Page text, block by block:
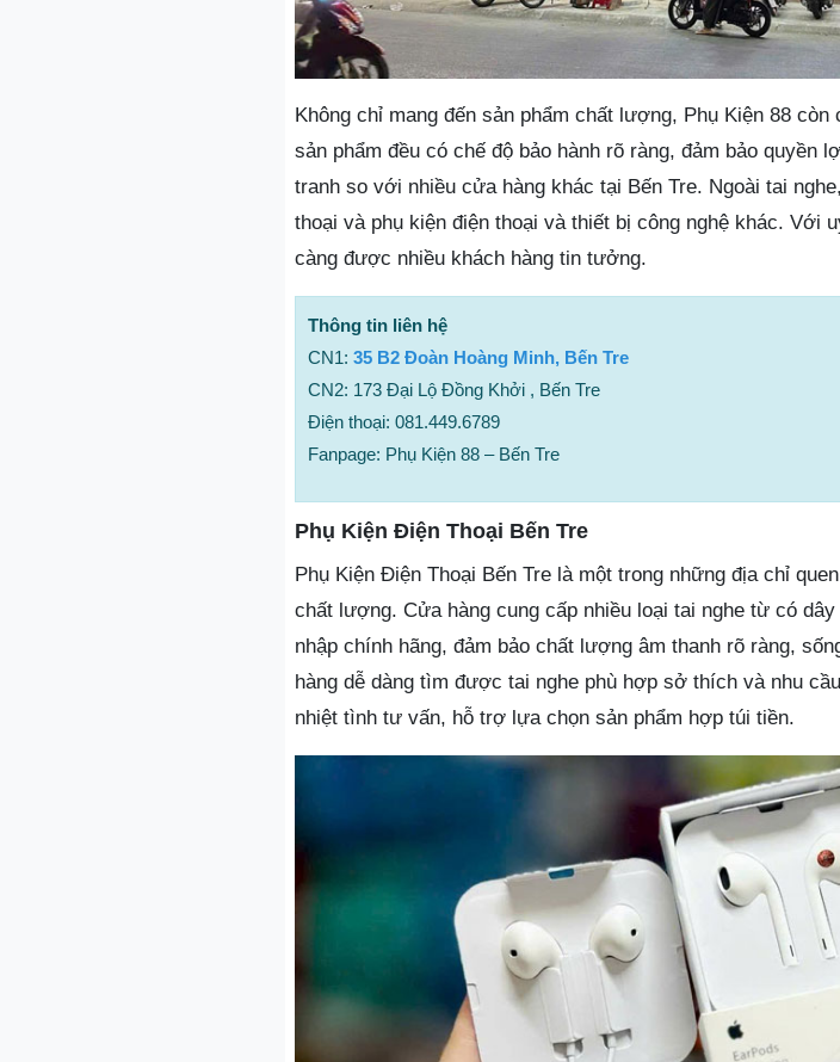
Không chỉ mang đến sản phẩm chất lượng, Phụ Kiện 88
sản phẩm đều có chế độ bảo hành rõ ràng, đảm bảo quyền
tranh so với nhiều cửa hàng khác tại Bến Tre. Ngoài tai
thoại và phụ kiện điện thoại và thiết bị công nghệ khác. Với
càng được nhiều khách hàng tin tưởng.
Thông tin liên hệ
CN1: 35 B2 Đoàn Hoàng Minh, Bến Tre
CN2: 173 Đại Lộ Đồng Khởi , Bến Tre
Điện thoại: 081.449.6789
Fanpage: Phụ Kiện 88 – Bến Tre
Phụ Kiện Điện Thoại Bến Tre
Phụ Kiện Điện Thoại Bến Tre là một trong những địa chỉ
chất lượng. Cửa hàng cung cấp nhiều loại tai nghe từ có
nhập chính hãng, đảm bảo chất lượng âm thanh rõ ràng,
hàng dễ dàng tìm được tai nghe phù hợp sở thích và nhu
nhiệt tình tư vấn, hỗ trợ lựa chọn sản phẩm hợp túi tiền.